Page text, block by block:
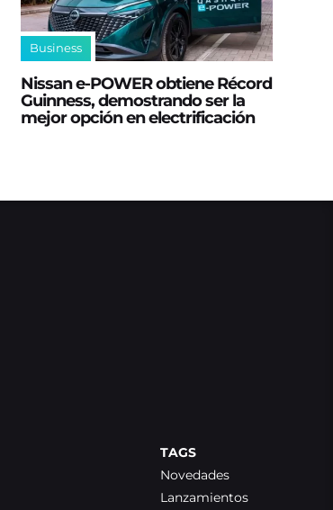
Business
Nissan e‑POWER obtiene Récord
Guinness, demostrando ser la
mejor opción en electrificación
TAGS
Novedades
Lanzamientos